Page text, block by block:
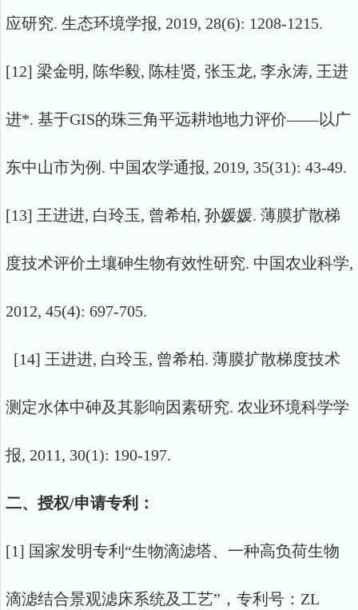
应研究. 生态环境学报, 2019, 28(6): 1208-1215.
[12] 梁金明, 陈华毅, 陈桂贤, 张玉龙, 李永涛, 王进
进*. 基于GIS的珠三角平远耕地地力评价——以广
东中山市为例. 中国农学通报, 2019, 35(31): 43-49.
[13] 王进进, 白玲玉, 曾希柏, 孙媛媛. 薄膜扩散梯
度技术评价土壤砷生物有效性研究. 中国农业科学,
2012, 45(4): 697-705.
[14] 王进进, 白玲玉, 曾希柏. 薄膜扩散梯度技术
测定水体中砷及其影响因素研究. 农业环境科学学
报, 2011, 30(1): 190-197.
二、授权/申请专利：
[1] 国家发明专利“生物滴滤塔、一种高负荷生物
滴滤结合景观滤床系统及工艺”，专利号：ZL